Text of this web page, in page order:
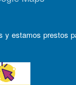
y estamos prestos